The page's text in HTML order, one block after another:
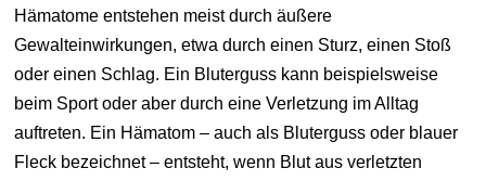
Hämatome entstehen meist durch äußere
Gewalteinwirkungen, etwa durch einen Sturz, einen Stoß
oder einen Schlag. Ein Bluterguss kann beispielsweise
beim Sport oder aber durch eine Verletzung im Alltag
auftreten. Ein Hämatom – auch als Bluterguss oder blauer
Fleck bezeichnet – entsteht, wenn Blut aus verletzten